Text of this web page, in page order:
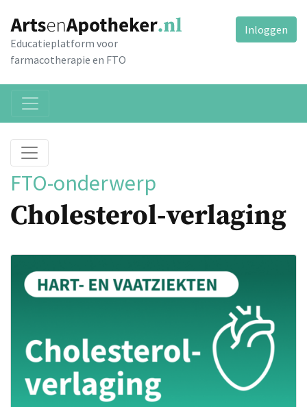
Educatieplatform voor
farmacotherapie en FTO
Inloggen
FTO-onderwerp
Cholesterol-verlaging